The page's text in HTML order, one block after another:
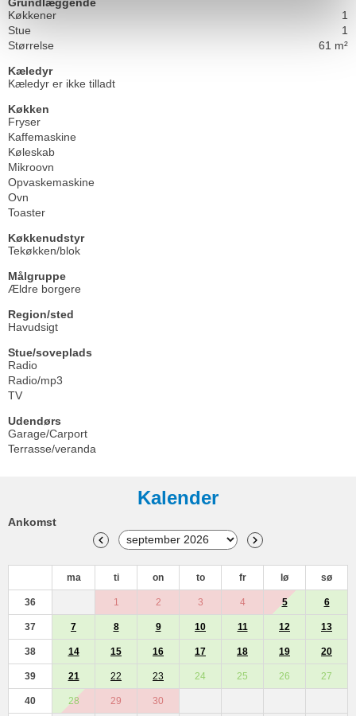
Køkkener
1
Stue
1
Størrelse
61 m²
Kæledyr
Kæledyr er ikke tilladt
Køkken
Fryser
Kaffemaskine
Køleskab
Mikroovn
Opvaskemaskine
Ovn
Toaster
Køkkenudstyr
Tekøkken/blok
Målgruppe
Ældre borgere
Region/sted
Havudsigt
Stue/soveplads
Radio
Radio/mp3
TV
Udendørs
Garage/Carport
Terrasse/veranda
Kalender
Ankomst
ma ti on to fr lø sø
36 1 2 3 4 5 6
37 7 8 9 10 11 12 13
38 14 15 16 17 18 19 20
39 21 22 23 24 25 26 27
40 28 29 30